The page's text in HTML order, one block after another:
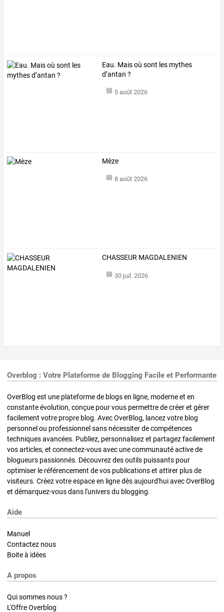
Eau. Mais où sont les mythes
d’antan ?
5 août 2026
Mèze
8 août 2026
CHASSEUR MAGDALENIEN
30 juil. 2026
Overblog : Votre Plateforme de Blogging Facile et Performante
OverBlog est une plateforme de blogs en ligne, moderne et en
constante évolution, conçue pour vous permettre de créer et gérer
facilement votre propre blog. Avec OverBlog, lancez votre blog
personnel ou professionnel sans nécessiter de compétences
techniques avancées. Publiez, personnalisez et partagez facilement
vos articles, et connectez-vous avec une communauté active de
blogueurs passionnés. Découvrez des outils puissants pour
optimiser le référencement de vos publications et attirer plus de
visiteurs. Créez votre espace en ligne dès aujourd'hui avec OverBlog
et démarquez-vous dans l'univers du blogging.
Aide
Manuel
Contactez nous
Boite à idées
A propos
Qui sommes nous ?
L'Offre Overblog